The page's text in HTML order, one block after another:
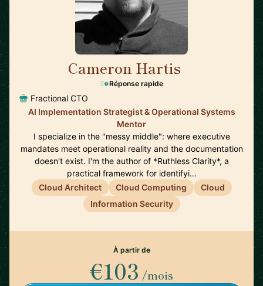
Cameron Hartis
Réponse rapide
Fractional CTO
AI Implementation Strategist & Operational Systems
Mentor
I specialize in the "messy middle": where executive
mandates meet operational reality and the documentation
doesn't exist. I'm the author of *Ruthless Clarity*, a
practical framework for identifyi…
Cloud Architect
Cloud Computing
Cloud
Information Security
À partir de
€103 /mois